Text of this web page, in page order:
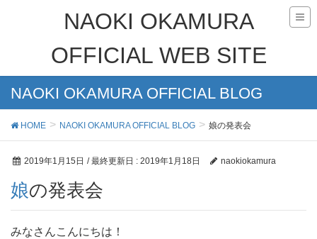
NAOKI OKAMURA
OFFICIAL WEB SITE
NAOKI OKAMURA OFFICIAL BLOG
HOME NAOKI OKAMURA OFFICIAL BLOG 娘の発表会
2019年1月15日 / 最終更新日 : 2019年1月18日 naokiokamura
娘の発表会
みなさんこんにちは！